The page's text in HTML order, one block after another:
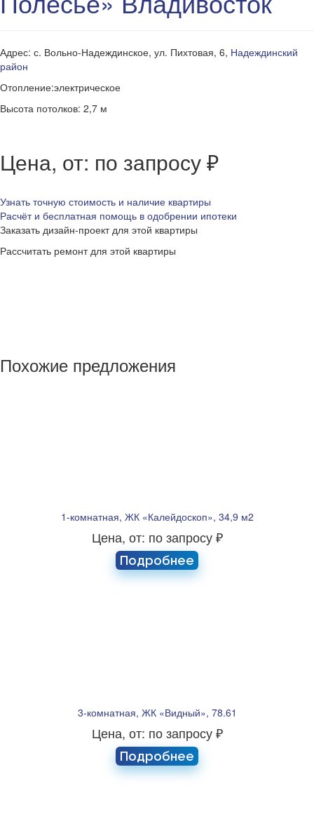
Адрес: с. Вольно-Надеждинское, ул. Пихтовая, 6, Надеждинский
район
Отопление:электрическое
Высота потолков: 2,7 м
Цена, от: по запросу ₽
Узнать точную стоимость и наличие квартиры
Расчёт и бесплатная помощь в одобрении ипотеки
Заказать дизайн-проект для этой квартиры
Рассчитать ремонт для этой квартиры
Похожие предложения
1-комнатная, ЖК «Калейдоскоп», 34,9 м2
Цена, от: по запросу ₽
Подробнее
3-комнатная, ЖК «Видный», 78.61
Цена, от: по запросу ₽
Подробнее